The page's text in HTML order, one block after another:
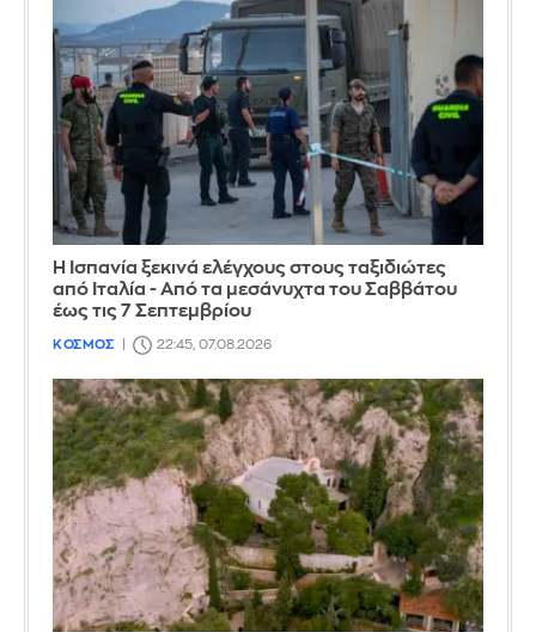
Η Ισπανία ξεκινά ελέγχους στους ταξιδιώτες
από Ιταλία - Από τα μεσάνυχτα του Σαββάτου
έως τις 7 Σεπτεμβρίου
ΚΟΣΜΟΣ 22:45, 07.08.2026